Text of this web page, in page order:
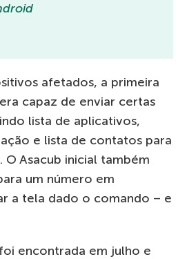
afetados, a primeira
capaz de enviar certas
lista de aplicativos,
e lista de contatos para
O Asacub inicial também
um número em
a tela dado o comando – e
encontrada em julho e